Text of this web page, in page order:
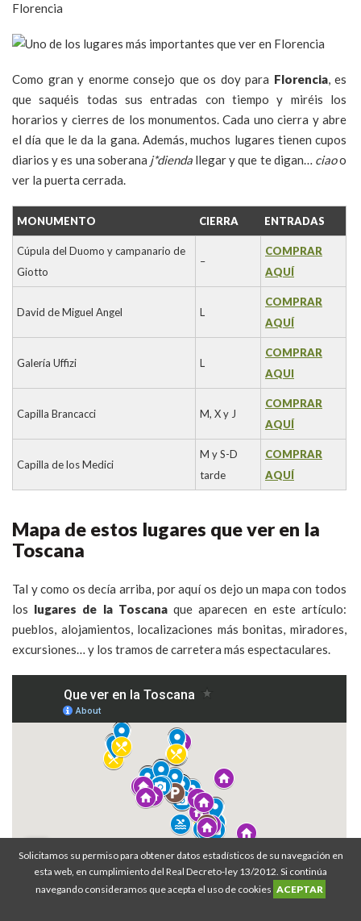
Solicitamos su permiso para obtener datos estadísticos de su navegación en
esta web, en cumplimiento del Real Decreto-ley 13/2012. Si continúa
navegando consideramos que acepta el uso de cookies ACEPTAR
Florencia
Como gran y enorme consejo que os doy para Florencia, es
que saquéis todas sus entradas con tiempo y miréis los
horarios y cierres de los monumentos. Cada uno cierra y abre
el día que le da la gana. Además, muchos lugares tienen cupos
diarios y es una soberana j*diendallegar y que te digan… ciaoo
ver la puerta cerrada.
MONUMENTO CIERRA ENTRADAS
Cúpula del Duomo y campanario de
Giotto
–
COMPRAR
AQUÍ
David de Miguel Angel L
COMPRAR
AQUÍ
Galería Uffizi L
COMPRAR
AQUI
Capilla Brancacci M, X y J
COMPRAR
AQUÍ
Capilla de los Medici
M y S-D
tarde
COMPRAR
AQUÍ
Mapa de estos lugares que ver en la
Toscana
Tal y como os decía arriba, por aquí os dejo un mapa con todos
los lugares de la Toscanaque aparecen en este artículo:
pueblos, alojamientos, localizaciones más bonitas, miradores,
excursiones… y los tramos de carretera más espectaculares.